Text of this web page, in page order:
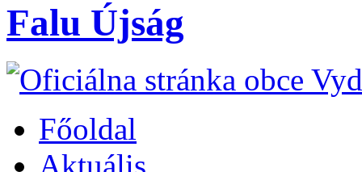
Falu Újság
Főoldal